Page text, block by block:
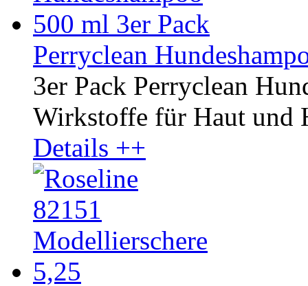
Perryclean
3er Pack Perryclean
Wirkstoffe für Haut und
Details ++